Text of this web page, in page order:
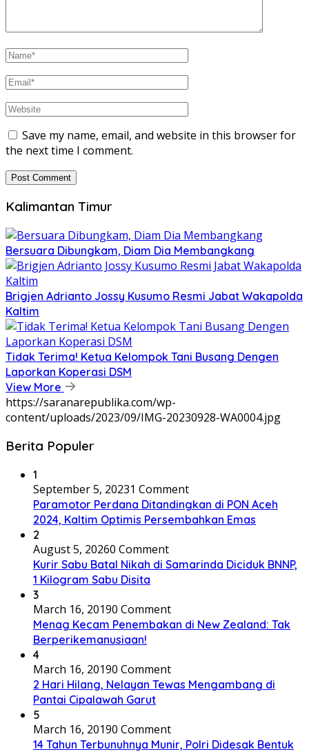
Save my name, email, and website in this browser for
the next time I comment.
Kalimantan Timur
Bersuara Dibungkam, Diam Dia Membangkang
Brigjen Adrianto Jossy Kusumo Resmi Jabat Wakapolda
Kaltim
Tidak Terima! Ketua Kelompok Tani Busang Dengen
Laporkan Koperasi DSM
View More
https://saranarepublika.com/wp-
content/uploads/2023/09/IMG-20230928-WA0004.jpg
Berita Populer
1
September 5, 20231 Comment
Paramotor Perdana Ditandingkan di PON Aceh
2024, Kaltim Optimis Persembahkan Emas
2
August 5, 20260 Comment
Kurir Sabu Batal Nikah di Samarinda Diciduk BNNP,
1 Kilogram Sabu Disita
3
March 16, 20190 Comment
Menag Kecam Penembakan di New Zealand: Tak
Berperikemanusiaan!
4
March 16, 20190 Comment
2 Hari Hilang, Nelayan Tewas Mengambang di
Pantai Cipalawah Garut
5
March 16, 20190 Comment
14 Tahun Terbunuhnya Munir, Polri Didesak Bentuk